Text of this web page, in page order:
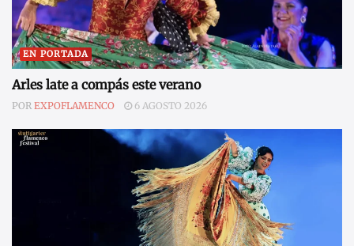
EN PORTADA
Arles late a compás este verano
POR EXPOFLAMENCO 6 AGOSTO 2026